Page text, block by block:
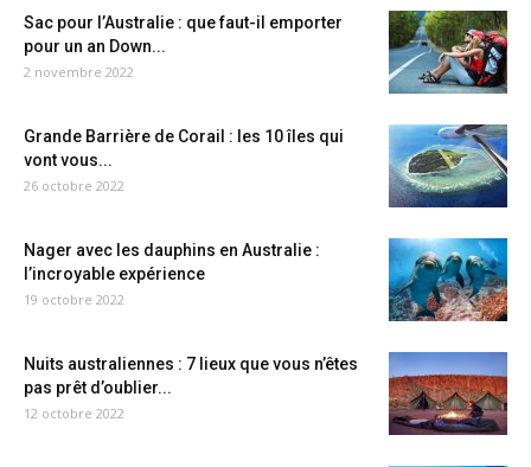
Sac pour l’Australie : que faut-il emporter
pour un an Down...
2 novembre 2022
Grande Barrière de Corail : les 10 îles qui
vont vous...
26 octobre 2022
Nager avec les dauphins en Australie :
l’incroyable expérience
19 octobre 2022
Nuits australiennes : 7 lieux que vous n’êtes
pas prêt d’oublier...
12 octobre 2022